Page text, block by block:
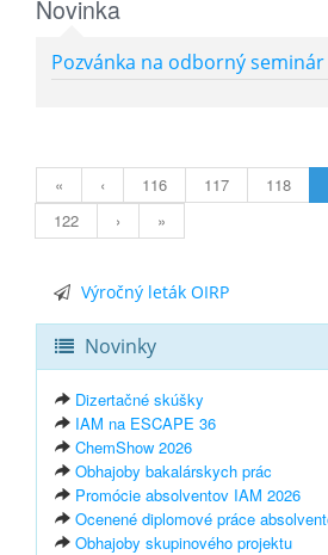
Novinka
Pozvánka na odborný seminár
« ‹ 116 117 118
122
› »
Výročný leták OIRP
Novinky
Dizertačné skúšky
IAM na ESCAPE 36
ChemShow 2026
Obhajoby bakalárskych prác
Promócie absolventov IAM 2026
Ocenené diplomové práce
Obhajoby skupinového projektu